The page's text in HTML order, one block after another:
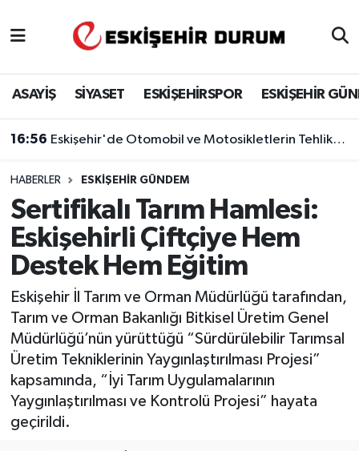
ASAYİŞ SİYASET ESKİŞEHİRSPOR ESKİŞEHİR
16:56 Eskişehir'de Otomobil ve Motosikletlerin Tehlikeli Yarışı Kamerada
HABERLER ESKIŞEHIR GÜNDEM
Sertifikalı Tarım Hamlesi:
Eskişehirli Çiftçiye Hem
Destek Hem Eğitim
Eskişehir İl Tarım ve Orman Müdürlüğü tarafından,
Tarım ve Orman Bakanlığı Bitkisel Üretim Genel
Müdürlüğü’nün yürüttüğü “Sürdürülebilir Tarımsal
Üretim Tekniklerinin Yaygınlaştırılması Projesi”
kapsamında, “İyi Tarım Uygulamalarının
Yaygınlaştırılması ve Kontrolü Projesi” hayata
geçirildi.
Eskişehir Hava Durumu
Eskişehir Namaz Vakitleri
Eskişehir Trafik Yoğunluk Haritası
Süper Lig Puan Durumu ve Fikstür
Tüm Manşetler
Son Dakika Haberleri
Haber Arşivi